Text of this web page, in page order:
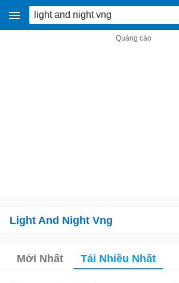
Light And Night Vng
Mới Nhất Tải Nhiều Nhất